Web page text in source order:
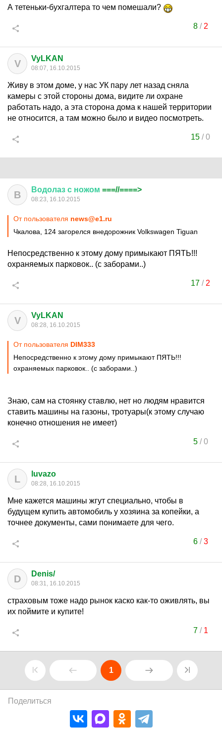
А тетеньки-бухгалтера то чем помешали?
8/ 2
V VyLKAN
08:07, 16.10.2015
Живу в этом доме, у нас УК пару лет назад сняла
камеры с этой стороны дома, видите ли охране
работать надо, а эта сторона дома к нашей территории
не относится, а там можно было и видео посмотреть.
15 /0
В Водолаз с ножом ===//====>
08:23, 16.10.2015
От пользователя news@e1.ru
Чкалова, 124 загорелся внедорожник Volkswagen Tiguan
Непосредственно к этому дому примыкают ПЯТЬ!!!
охраняемых парковок.. (с заборами..)
17 / 2
V VyLKAN
08:28, 16.10.2015
От пользователя DIM333
Непосредственно к этому дому примыкают ПЯТЬ!!!
охраняемых парковок.. (с заборами..)
Знаю, сам на стоянку ставлю, нет но людям нравится
ставить машины на газоны, тротуары(к этому случаю
конечно отношения не имеет)
5/0
L luvazo
08:28, 16.10.2015
Мне кажется машины жгут специально, чтобы в
будущем купить автомобиль у хозяина за копейки, а
точнее документы, сами понимаете для чего.
6/3
D Denis/
08:31, 16.10.2015
страховым тоже надо рынок каско как-то оживлять, вы
их поймите и купите!
7/ 1
1
Поделиться